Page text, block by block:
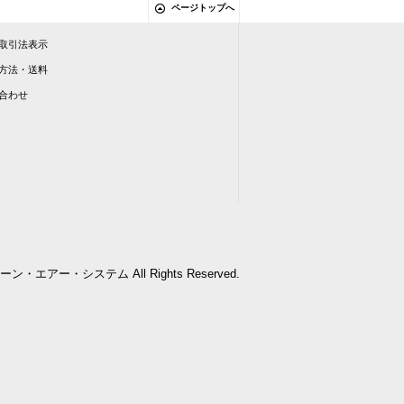
ページトップへ
引法表示
法・送料
わせ
ン・エアー・システム All Rights Reserved.